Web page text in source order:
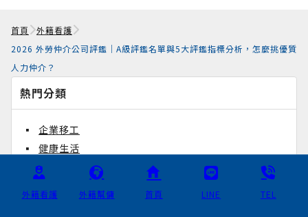
首頁
外籍看護
2026 外勞仲介公司評鑑｜A級評鑑名單與5大評鑑指標分析，怎麼挑優質
人力仲介？
熱門分類
企業移工
健康生活
外籍看護
特別護理師
外籍看護 外籍幫傭 首頁 LINE TEL